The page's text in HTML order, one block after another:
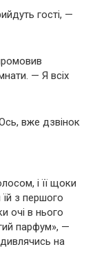
гості, —
— Я всіх
вже дзвінок
і її щоки
з першого
очі в нього
парфум», —
на